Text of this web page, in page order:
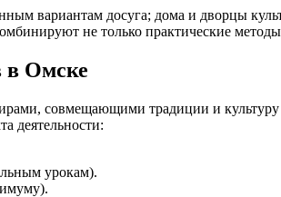
вариантам досуга; дома и дворцы
не только практические
в Омске
совмещающими традиции и культуру
деятельности:
урокам).